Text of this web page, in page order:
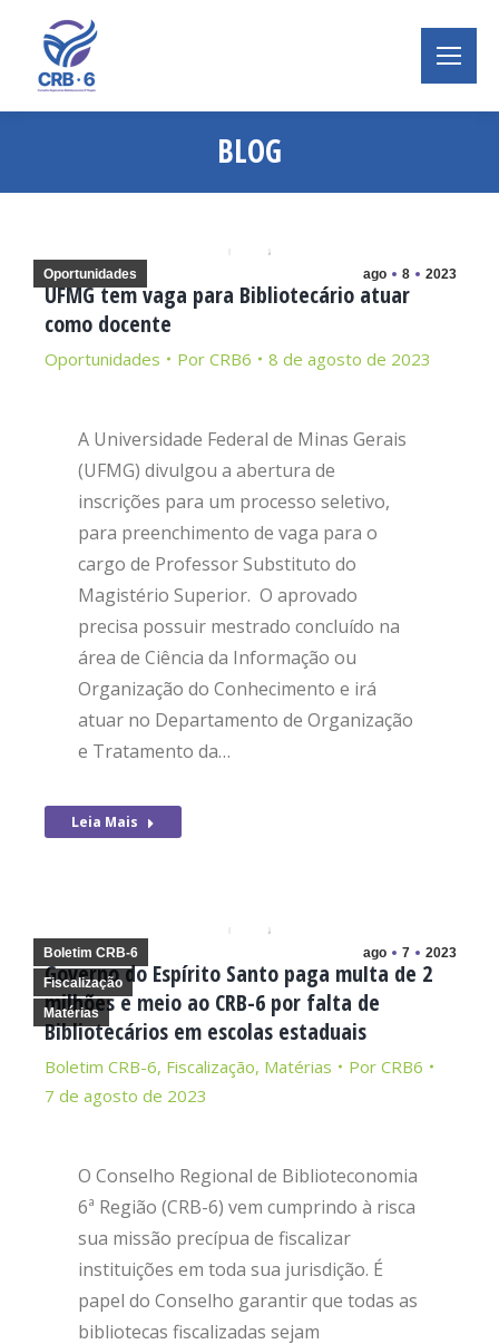
BLOG
Você está aqui:
ago 8 2023
Oportunidades
UFMG tem vaga para Bibliotecário atuar
como docente
Oportunidades Por CRB6 8 de agosto de 2023
A Universidade Federal de Minas Gerais
(UFMG) divulgou a abertura de
inscrições para um processo seletivo,
para preenchimento de vaga para o
cargo de Professor Substituto do
Magistério Superior. O aprovado
precisa possuir mestrado concluído na
área de Ciência da Informação ou
Organização do Conhecimento e irá
atuar no Departamento de Organização
e Tratamento da…
Leia Mais
ago 7 2023
Boletim CRB-6
Fiscalização
Matérias
Governo do Espírito Santo paga multa de 2
milhões e meio ao CRB-6 por falta de
Bibliotecários em escolas estaduais
Boletim CRB-6, Fiscalização, Matérias Por CRB6
7 de agosto de 2023
O Conselho Regional de Biblioteconomia
6ª Região (CRB-6) vem cumprindo à risca
sua missão precípua de fiscalizar
instituições em toda sua jurisdição. É
papel do Conselho garantir que todas as
bibliotecas fiscalizadas sejam